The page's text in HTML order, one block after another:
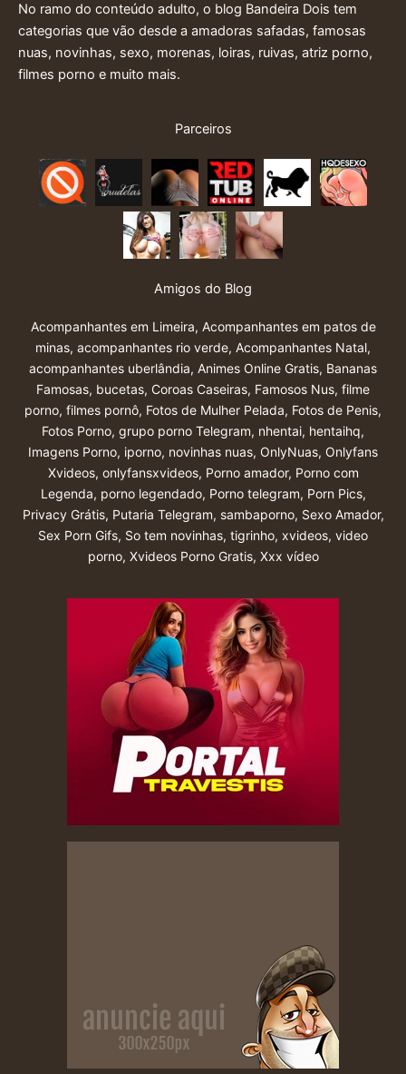
No ramo do conteúdo adulto, o blog Bandeira Dois tem
categorias que vão desde a amadoras safadas, famosas
nuas, novinhas, sexo, morenas, loiras, ruivas, atriz porno,
filmes porno e muito mais.
Parceiros
Amigos do Blog
Acompanhantes em Limeira, Acompanhantes em patos de
minas, acompanhantes rio verde, Acompanhantes Natal,
acompanhantes uberlândia, Animes Online Gratis, Bananas
Famosas, bucetas, Coroas Caseiras, Famosos Nus, filme
porno, filmes pornô, Fotos de Mulher Pelada, Fotos de Penis,
Fotos Porno, grupo porno Telegram, nhentai, hentaihq,
Imagens Porno, iporno, novinhas nuas, OnlyNuas, Onlyfans
Xvideos, onlyfansxvideos, Porno amador, Porno com
Legenda, porno legendado, Porno telegram, Porn Pics,
Privacy Grátis, Putaria Telegram, sambaporno, Sexo Amador,
Sex Porn Gifs, So tem novinhas, tigrinho, xvideos, video
porno, Xvideos Porno Gratis, Xxx vídeo